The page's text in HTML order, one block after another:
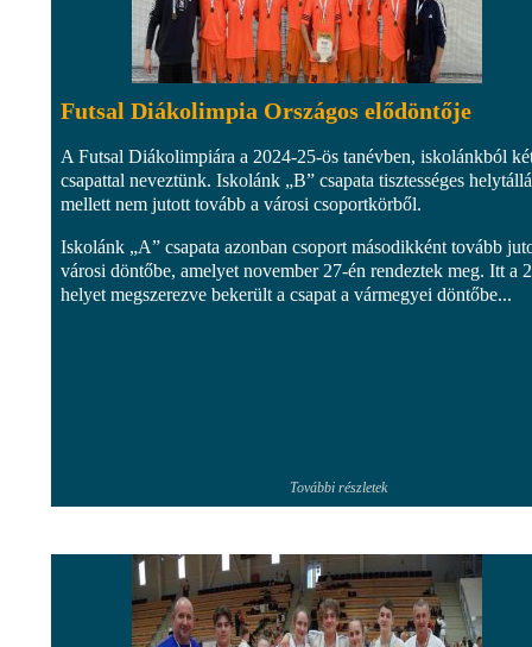
Futsal Diákolimpia Országos elődöntője
A Futsal Diákolimpiára a 2024-25-ös tanévben, iskolánkból
csapattal neveztünk. Iskolánk „B” csapata tisztességes
mellett nem jutott tovább a városi csoportkörből.
Iskolánk „A” csapata azonban csoport másodikként tovább
városi döntőbe, amelyet november 27-én rendeztek meg. Itt a
helyet megszerezve bekerült a csapat a vármegyei döntőbe...
További részletek